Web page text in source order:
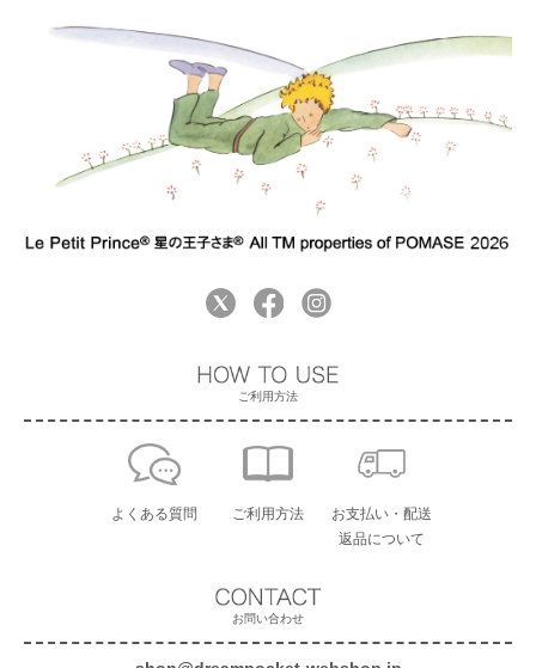
お問い合わせ
ご利用方法
よくある質問 ご利用方法
お支払い・配送
返品について